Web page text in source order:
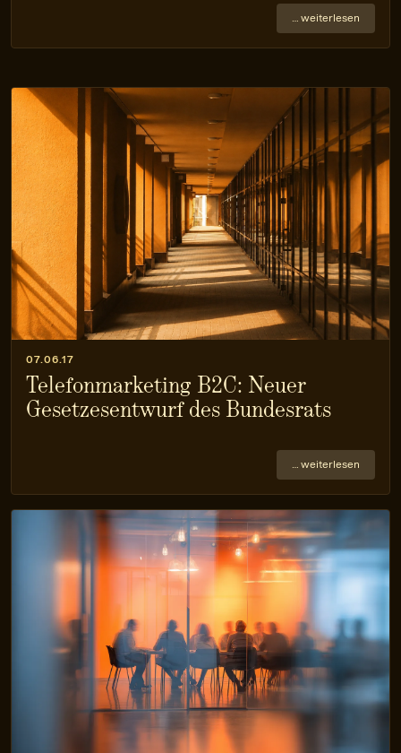
… weiterlesen
07.06.17
Telefonmarketing B2C: Neuer
Gesetzesentwurf des Bundesrats
… weiterlesen